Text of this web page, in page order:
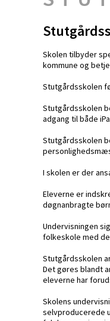
Skolen tilbyder
kommune og
Stutgårdsskolen
Stutgårdsskolen
adgang til både
Stutgårdsskolen
I skolen er der
Eleverne er
døgnanbragte
Undervisningen
folkeskole med
Stutgårdsskolen
Det gøres blandt
eleverne har
Skolens
selvproducerede